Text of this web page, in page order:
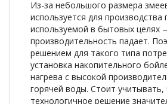
Из-за небольшого размера
используется для производства
используемой в бытовых целях
производительность падает.
решением для такого типа
установка накопительного
нагрева с высокой
горячей воды. Стоит учитывать,
технологичное решение